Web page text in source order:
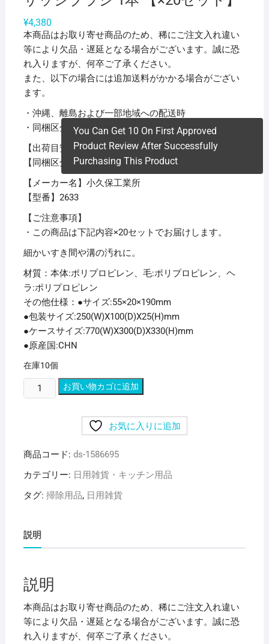
¥4,380
本商品はお取り寄せ商品のため、稀にご注文入れ違い
等により欠品・遅延となる場合がございます。誠に恐
れ入りますが、何卒ご了承ください。
また、以下の場合には追加送料がかかる場合がござい
ます。
・沖縄、離島および一部地域への配送時
・同梱区分が異なる商品の複数購入時
【出荷目安】：1 – 5営業日 ※土日・祝除く
【同梱区分】：TS 1
【メーカー名】小久保工業所
【型番】2633
【ご注意事項】
・この商品は下記内容×20セットでお届けします。
細かいすき間や溝の汚れに。
材質：本体:ポリプロピレン、毛:ポリプロピレン、ヘ
ラ:ポリプロピレン
その他仕様：●サイズ:55×20×190mm
●包装サイズ:250(W)X100(D)X25(H)mm
●ケースサイズ:770(W)X300(D)X330(H)mm
●原産国:CHN
在庫10個
You Can Get 10 On First Approved
Product Review After Successfully
Purchasing This Product
（ま
と
保
工
所
ラ
シ
ブ
ラ
お買い物カゴに追加
お気に入りに追加
商品コード: ds-1586695
カテゴリー: 日用雑貨・キッチン用品
タグ: 掃除用品, 日用雑貨
説明
説明
本商品はお取り寄せ商品のため、稀にご注文入れ違い
等により欠品・遅延となる場合がございます。誠に恐
れ入りますが、何卒ご了承ください。